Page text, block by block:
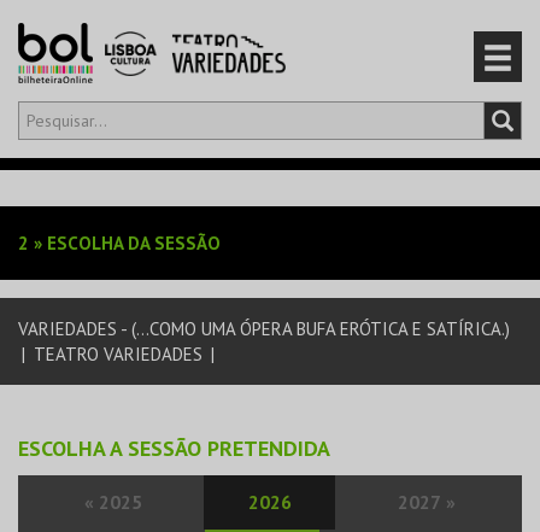
Olá,iniciar sessão
EVENTOS
CARTÕES
2 » ESCOLHA DA SESSÃO
VARIEDADES - (...COMO UMA ÓPERA BUFA ERÓTICA E SATÍRICA.)
| TEATRO VARIEDADES |
ESCOLHA A SESSÃO PRETENDIDA
« 2025 2026 2027 »